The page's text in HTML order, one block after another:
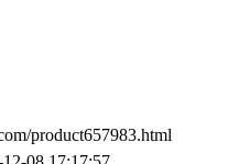
product657983.html